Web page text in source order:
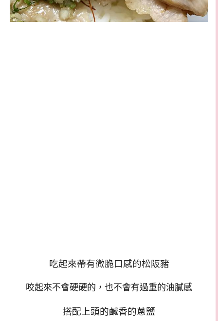
吃起來帶有微脆口感的松阪豬
咬起來不會硬硬的，也不會有過重的油膩感
搭配上頭的鹹香的蔥鹽